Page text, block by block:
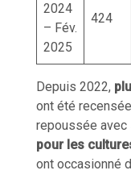
2024
– Fév.
2025
424
Depuis 2022,
ont été
repoussée avec
pour les
ont occasionné